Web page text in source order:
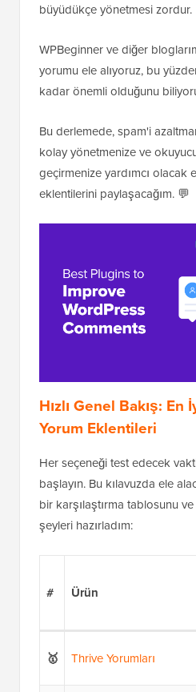
büyüdükçe yönetmesi zordur.
WPBeginner ve diğer
yorumu ele alıyoruz, bu
kadar önemli olduğunu
Bu derlemede, spam'i
kolay yönetmenize ve
geçirmenize yardımcı olacak
eklentilerini paylaşacağım. 💬
Hızlı Genel Bakış: En
Yorum Eklentileri
Her seçeneği test edecek
başlayın. Bu kılavuzda ele
bir karşılaştırma tablosunu
şeyleri hazırladım:
# Ürün
🥇 Thrive Yorumları